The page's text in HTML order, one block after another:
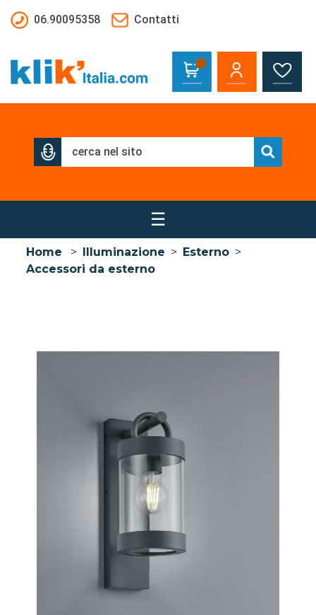
06.90095358
Contatti
☰
Home > Illuminazione > Esterno >
Accessori da esterno